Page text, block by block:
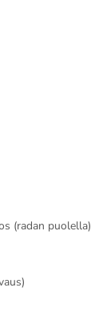
(radan puolella)